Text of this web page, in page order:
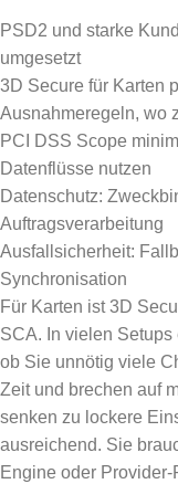
PSD2 und starke
umgesetzt
3D Secure für Karten
Ausnahmeregeln, wo
PCI DSS Scope
Datenflüsse nutzen
Datenschutz:
Auftragsverarbeitung
Ausfallsicherheit:
Synchronisation
Für Karten ist 3D
SCA. In vielen
ob Sie unnötig viele
Zeit und brechen auf
senken zu lockere
ausreichend. Sie
Engine oder